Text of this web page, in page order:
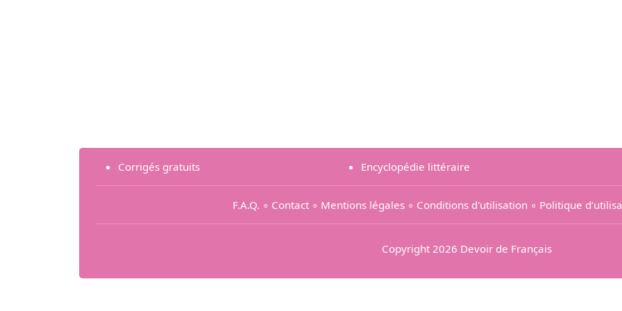
Corrigés gratuits Encyclopédie littéraire
F.A.Q. ∘ Contact∘ Mentions légales∘ Conditions d'utilisation ∘ Politique
Copyright 2026 Devoir de Français